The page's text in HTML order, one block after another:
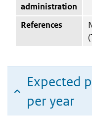
administration
References
Expected
per year